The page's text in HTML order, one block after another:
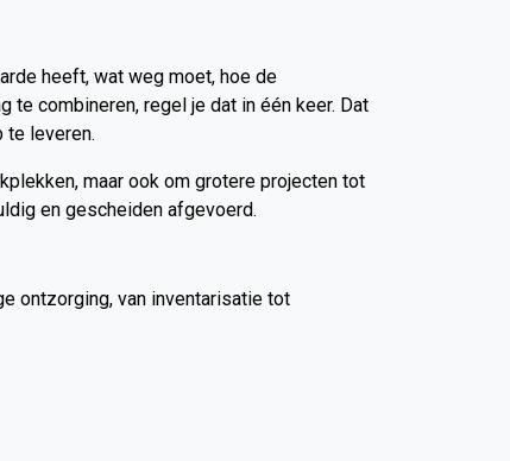
heeft, wat weg moet, hoe de
te combineren, regel je dat in één keer. Dat
te leveren.
maar ook om grotere projecten tot
en gescheiden afgevoerd.
ontzorging, van inventarisatie tot